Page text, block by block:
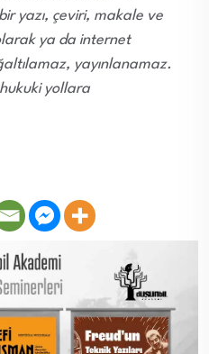
yazı, çeviri, makale ve
ya da internet
yayınlanamaz.
yollara